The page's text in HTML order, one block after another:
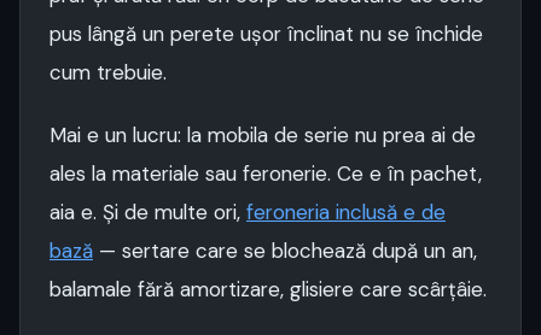
pus lângă un perete ușor înclinat nu se închide
cum trebuie.
Mai e un lucru: la mobila de serie nu prea ai de
ales la materiale sau feronerie. Ce e în pachet,
aia e. Și de multe ori, feroneria inclusă e de
bază — sertare care se blochează după un an,
balamale fără amortizare, glisiere care scârțâie.